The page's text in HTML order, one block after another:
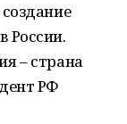
России.
– страна
РФ